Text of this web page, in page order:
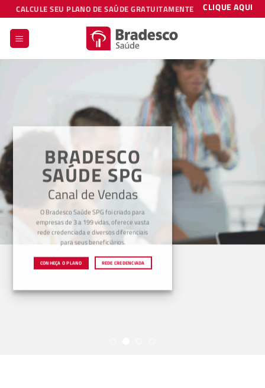
Skip
to
content
CALCULE SEU PLANO DE SAÚDE GRATUITAMENTE CLIQUE AQUI
BRADESCO
SAÚDE SPG
Canal de Vendas
O Bradesco Saúde SPG foi criado para
empresas de 3 a 199 vidas, oferece vasta
rede credenciada e diversos diferenciais
para seus beneficiários.
CONHEÇA O PLANO REDE CREDENCIADA